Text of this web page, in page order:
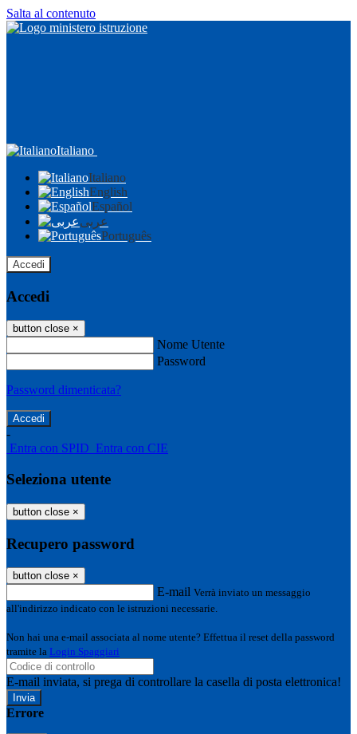
Salta al contenuto
Italiano
Italiano
English
Español
عربى
Português
Accedi
Accedi
button close ×
Nome Utente
Password
Password dimenticata?
-
Entra con SPID Entra con CIE
Seleziona utente
button close ×
Recupero password
button close ×
E-mail Verrà inviato un messaggio
all'indirizzo indicato con le istruzioni necessarie.
Non hai una e-mail associata al nome utente? Effettua il reset della password
tramite la Login Spaggiari
E-mail inviata, si prega di controllare la casella di posta elettronica!
Errore